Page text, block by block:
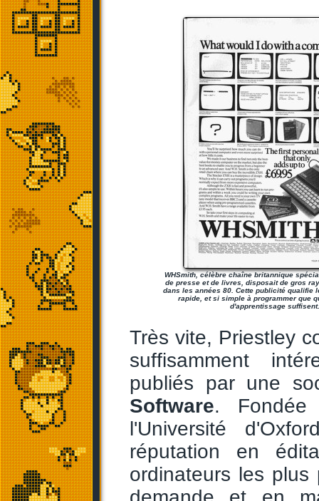
WHSmith, célèbre chaîne britannique
de presse et de livres, disposait de gros
dans les années 80. Cette publicité qualifie
rapide, et si simple à programmer que
d'apprentissage suffisent.
Très vite, Priestley
suffisamment
publiés par une
Software.
l'Université
réputation en
ordinateurs les